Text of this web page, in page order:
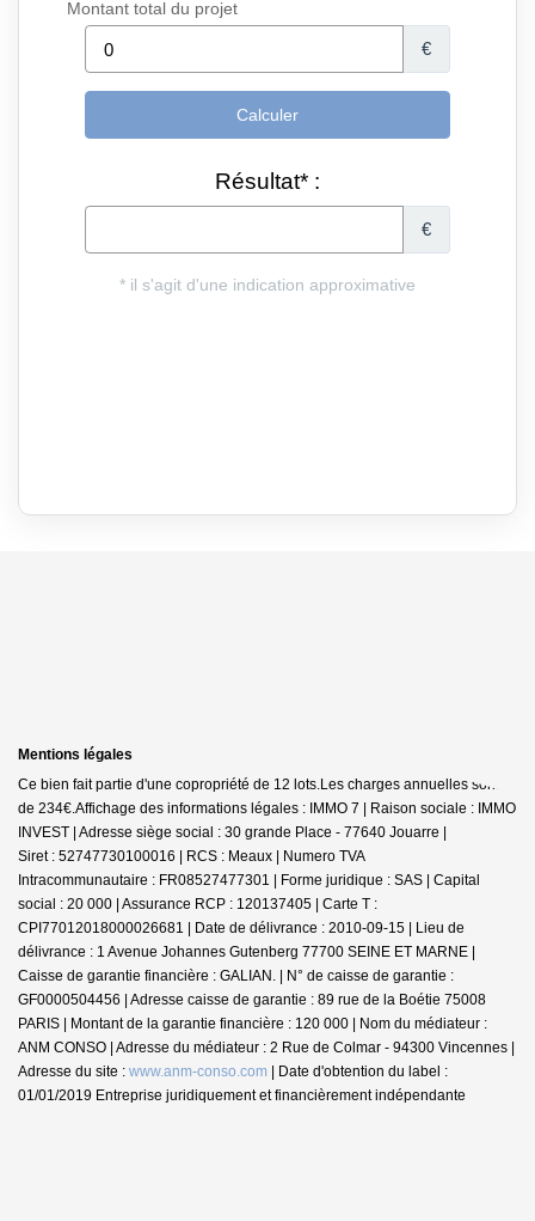
Mentions légales
Ce bien fait partie d'une copropriété de 12 lots.Les charges annuelles sont
de 234€. Affichage des informations légales : IMMO 7 | Raison sociale : IMMO
INVEST | Adresse siège social : 30 grande Place - 77640 Jouarre |
Siret : 52747730100016 | RCS : Meaux | Numero TVA
Intracommunautaire : FR08527477301 | Forme juridique : SAS | Capital
social : 20 000 | Assurance RCP : 120137405 | Carte T :
CPI77012018000026681 | Date de délivrance : 2010-09-15 | Lieu de
délivrance : 1 Avenue Johannes Gutenberg 77700 SEINE ET MARNE |
Caisse de garantie financière : GALIAN. | N° de caisse de garantie :
GF0000504456 | Adresse caisse de garantie : 89 rue de la Boétie 75008
PARIS | Montant de la garantie financière : 120 000 | Nom du médiateur :
ANM CONSO | Adresse du médiateur : 2 Rue de Colmar - 94300 Vincennes |
Adresse du site : www.anm-conso.com | Date d'obtention du label :
01/01/2019 Entreprise juridiquement et financièrement indépendante